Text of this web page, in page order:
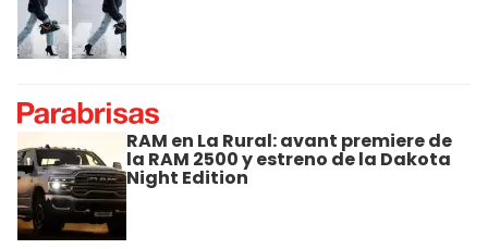
RAM en La Rural: avant premiere de
la RAM 2500 y estreno de la Dakota
Night Edition